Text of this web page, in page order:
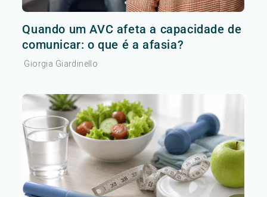
Quando um AVC afeta a capacidade de
comunicar: o que é a afasia?
Giorgia Giardinello